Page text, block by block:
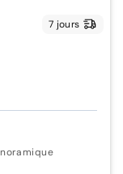
7 jours